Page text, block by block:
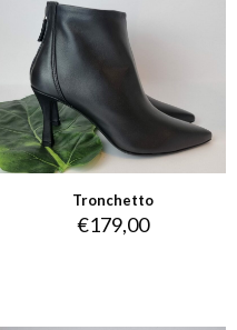
Tronchetto
€179,00